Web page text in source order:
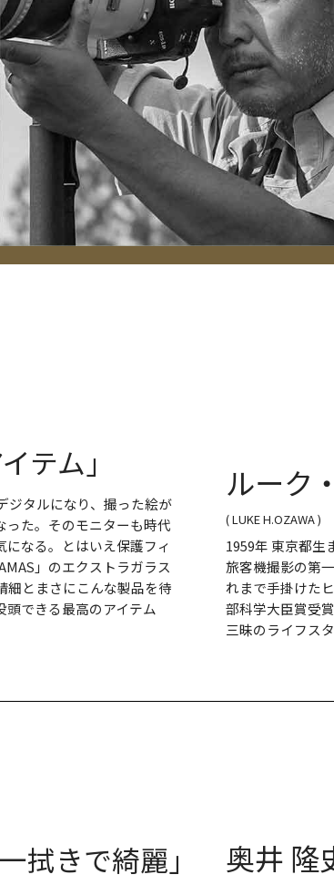
テム｣
ジタルになり、撮った絵が
った。そのモニターも時代
なる。とはいえ保護フィ
」のエクストラガラス
細とまさにこんな製品を待
できる最高のアイテム
ルーク
( LUKE H.OZAWA )
1959年 東京都生
旅客機撮影の第
れまで手掛けた
部科学大臣賞受
三昧のライフス
拭きで綺麗｣ 奥井 隆